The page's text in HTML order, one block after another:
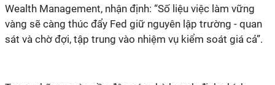
Wealth Management, nhận định: “Số liệu việc làm vững
vàng sẽ càng thúc đẩy Fed giữ nguyên lập trường - quan
sát và chờ đợi, tập trung vào nhiệm vụ kiểm soát giá cả”.